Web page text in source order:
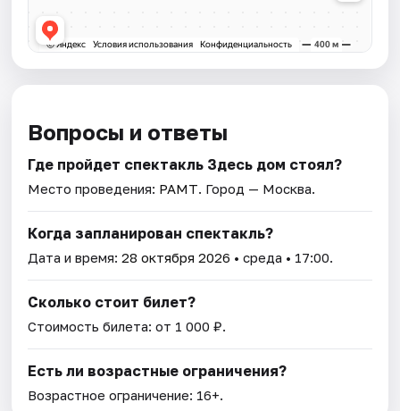
Вопросы и ответы
Где пройдет спектакль Здесь дом стоял?
Место проведения: РАМТ. Город — Москва.
Когда запланирован спектакль?
Дата и время:28 октября 2026 • среда • 17:00.
Сколько стоит билет?
Стоимость билета: от 1 000 ₽.
Есть ли возрастные ограничения?
Возрастное ограничение: 16+.